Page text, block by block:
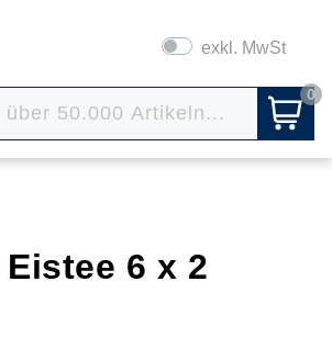
exkl. MwSt
0
6 x 2